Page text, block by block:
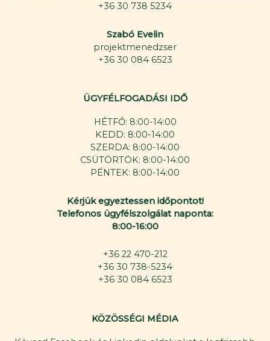
+36 30 738 5234
Szabó Evelin
projektmenedzser
+36 30 084 6523
ÜGYFÉLFOGADÁSI IDŐ
HÉTFŐ: 8:00-14:00
KEDD: 8:00-14:00
SZERDA: 8:00-14:00
CSÜTÖRTÖK: 8:00-14:00
PÉNTEK: 8:00-14:00
Kérjük egyeztessen időpontot!
Telefonos ügyfélszolgálat naponta:
8:00-16:00
+36 22 470-212
+36 30 738-5234
+36 30 084 6523
KÖZÖSSÉGI MÉDIA